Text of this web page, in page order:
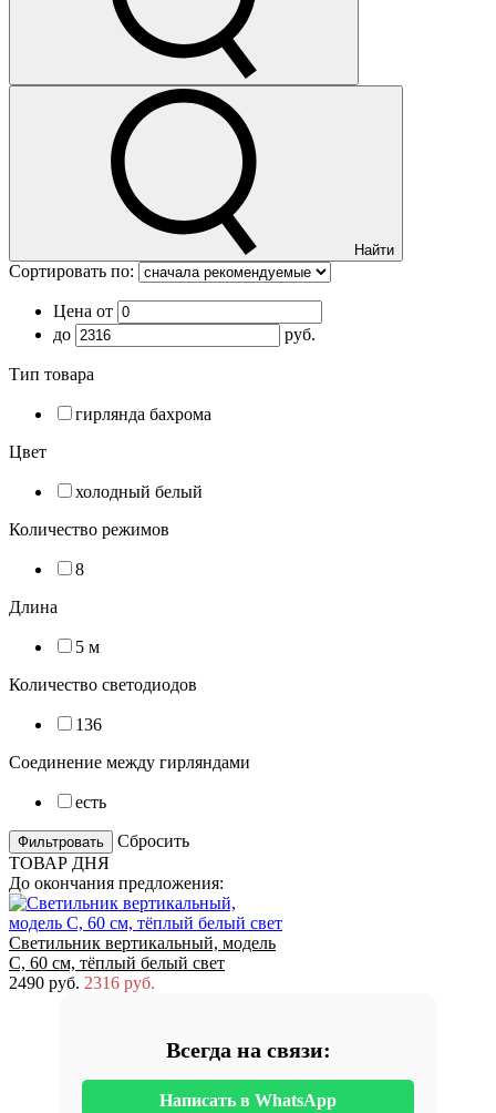
Найти
Сортировать по:
Цена от
до
руб.
Тип товара
гирлянда бахрома
Цвет
холодный белый
Количество режимов
8
Длина
5 м
Количество светодиодов
136
Соединение между гирляндами
есть
Cбросить
ТОВАР ДНЯ
До окончания предложения:
Светильник вертикальный, модель
C, 60 см, тёплый белый свет
2490 руб. 2316 руб.
Всегда на связи:
Написать в WhatsApp